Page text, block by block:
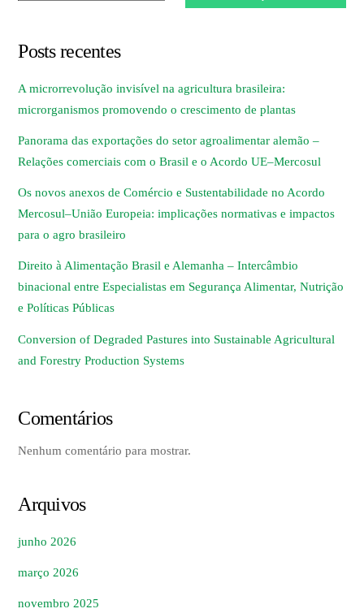
Posts recentes
A microrrevolução invisível na agricultura brasileira:
microrganismos promovendo o crescimento de plantas
Panorama das exportações do setor agroalimentar alemão –
Relações comerciais com o Brasil e o Acordo UE–Mercosul
Os novos anexos de Comércio e Sustentabilidade no Acordo
Mercosul–União Europeia: implicações normativas e impactos
para o agro brasileiro
Direito à Alimentação Brasil e Alemanha – Intercâmbio
binacional entre Especialistas em Segurança Alimentar, Nutrição
e Políticas Públicas
Conversion of Degraded Pastures into Sustainable Agricultural
and Forestry Production Systems
Comentários
Nenhum comentário para mostrar.
Arquivos
junho 2026
março 2026
novembro 2025